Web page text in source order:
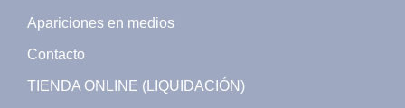
Apariciones en medios
Contacto
TIENDA ONLINE (LIQUIDACIÓN)